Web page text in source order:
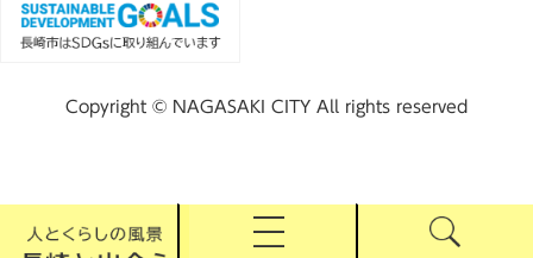
Copyright © NAGASAKI CITY All rights reserved